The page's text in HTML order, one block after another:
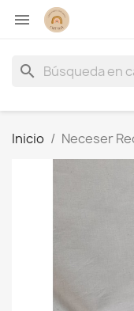

search
Inicio Neceser